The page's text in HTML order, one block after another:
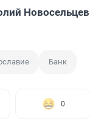
Новосельцев
Банк
0